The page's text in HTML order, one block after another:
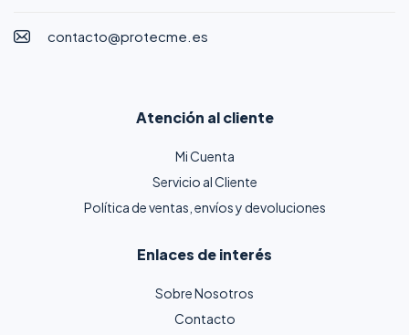
contacto@protecme.es
Atención al cliente
Mi Cuenta
Servicio al Cliente
Política de ventas, envíos y devoluciones
Enlaces de interés
Sobre Nosotros
Contacto